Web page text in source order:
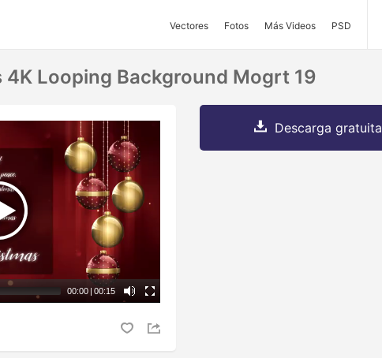
Vectores Fotos Más Videos PSD
Looping Background Mogrt 19
00:00 | 00:15
Descarga gratuita